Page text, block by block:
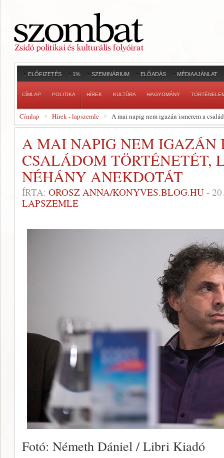
ELŐFIZETÉS 1% SZEMINÁRIUM ELŐADÁS MÉDIAAJÁNLAT
CÍMLAP POLITIKA HÍREK KULTÚRA HAGYOMÁNY
Címlap Hírek - lapszemle A mai napig nem igazán ismerem a
A MAI NAPIG NEM IGAZÁN
CSALÁDOM TÖRTÉNETÉT,
NÉHÁNY ANEKDOTÁT
ÍRTA: OROSZ ANNA/KONYVES.BLOG.HU -
LAPSZEMLE
Fotó: Németh Dániel / Libri Kiadó